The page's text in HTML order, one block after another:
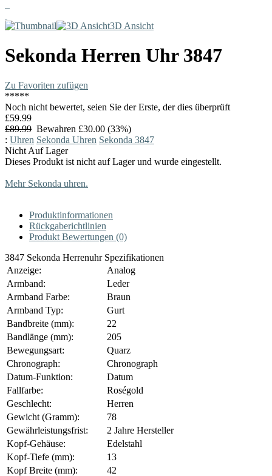
3D Ansicht
Sekonda Herren Uhr 3847
Zu Favoriten zufügen
*****
Noch nicht bewertet, seien Sie der Erste, der dies überprüft
£59.99
£89.99 Bewahren £30.00 (33%)
: Uhren Sekonda Uhren Sekonda 3847
Nicht Auf Lager
Dieses Produkt ist nicht auf Lager und wurde eingestellt.
Mehr Sekonda uhren.
Produktinformationen
Rückgaberichtlinien
Produkt Bewertungen (0)
3847 Sekonda Herrenuhr Spezifikationen
Anzeige:
Analog
Armband:
Leder
Armband Farbe:
Braun
Armband Typ:
Gurt
Bandbreite (mm):
22
Bandlänge (mm):
205
Bewegungsart:
Quarz
Chronograph:
Chronograph
Datum-Funktion:
Datum
Fallfarbe:
Roségold
Geschlecht:
Herren
Gewicht (Gramm):
78
Gewährleistungsfrist:
2 Jahre Hersteller
Kopf-Gehäuse:
Edelstahl
Kopf-Tiefe (mm):
13
Kopf Breite (mm):
42